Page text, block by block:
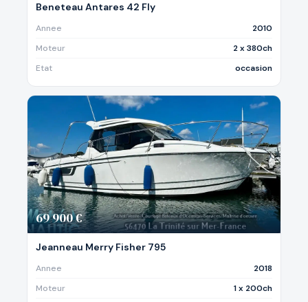
Beneteau Antares 42 Fly
Annee
2010
Moteur
2 x 380ch
Etat
occasion
69 900 €
Jeanneau Merry Fisher 795
Annee
2018
Moteur
1 x 200ch